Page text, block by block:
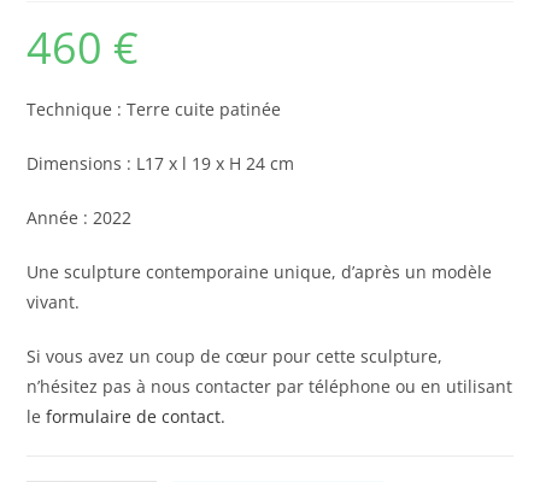
460 €
Technique : Terre cuite patinée
Dimensions : L17 x l 19 x H 24 cm
Année : 2022
Une sculpture contemporaine unique, d’après un modèle
vivant.
Si vous avez un coup de cœur pour cette sculpture,
n’hésitez pas à nous contacter par téléphone ou en utilisant
leformulaire de contact.